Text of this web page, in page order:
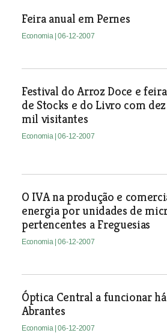
Feira anual em Pernes
Economia | 06-12-2007
Festival do Arroz Doce e
de Stocks e do Livro com dez
mil visitantes
Economia | 06-12-2007
O IVA na produção e
energia por unidades de
pertencentes a Freguesias
Economia | 06-12-2007
Óptica Central a funcionar
Abrantes
Economia | 06-12-2007